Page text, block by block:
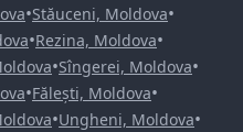
•Stăuceni, Moldova•
•Rezina, Moldova•
•Sîngerei, Moldova•
•Fălești, Moldova•
•Ungheni, Moldova•